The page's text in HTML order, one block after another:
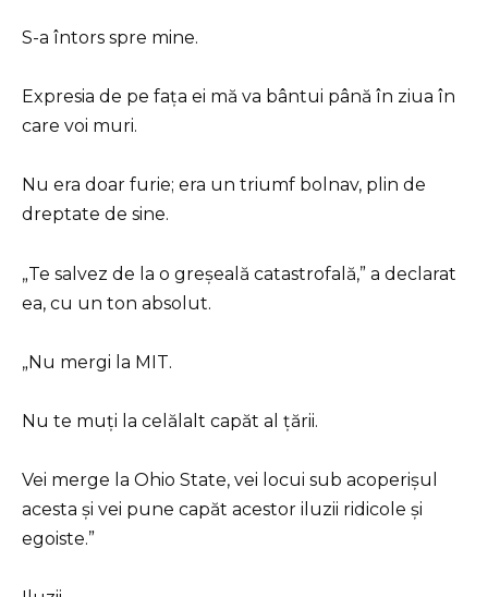
S-a întors spre mine.
Expresia de pe fața ei mă va bântui până în ziua în
care voi muri.
Nu era doar furie; era un triumf bolnav, plin de
dreptate de sine.
„Te salvez de la o greșeală catastrofală,” a declarat
ea, cu un ton absolut.
„Nu mergi la MIT.
Nu te muți la celălalt capăt al țării.
Vei merge la Ohio State, vei locui sub acoperișul
acesta și vei pune capăt acestor iluzii ridicole și
egoiste.”